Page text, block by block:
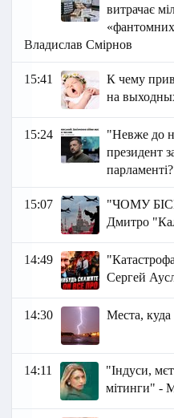
витрачає
Владислав Смірнов
15:41
К чему
на
15:24
"Невже до
президент
15:07
"ЧОМУ
Дмитро
14:49
Сергей
14:30 Места,
14:11
"Індуси,
мітинги" -